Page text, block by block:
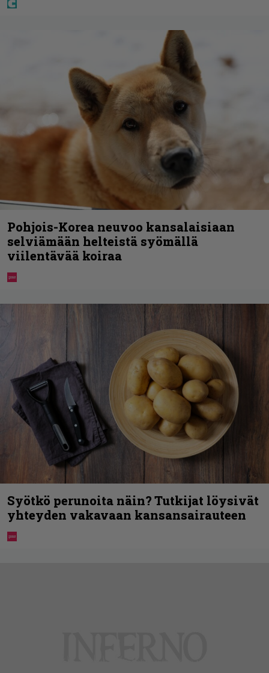
Pohjois-Korea neuvoo kansalaisiaan
selviämään helteistä syömällä
viilentävää koiraa
Syötkö perunoita näin? Tutkijat löysivät
yhteyden vakavaan kansansairauteen